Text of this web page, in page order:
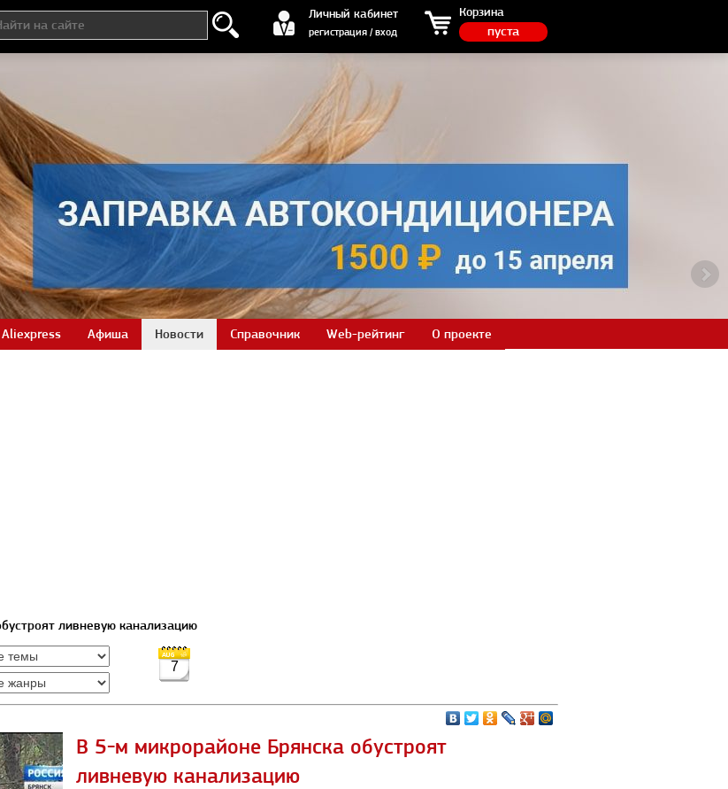
Личный кабинет
регистрация / вход
регистрация / вход Корзина
пуста
Афиша Новости Справочник Web-рейтинг О проекте
ливневую канализацию
7
В 5-м микрорайоне Брянска обустроят
ливневую канализацию